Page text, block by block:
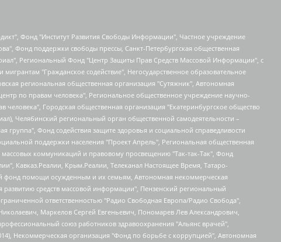
группа "Гражданин.Армия.Право", Хисамова Регина Фаритовна, Автономная некоммерческая организация по реализации социально-правовых программ "Лилит", Дальневосточное общественное движение "Маяк", Санкт-Петербургская ЛГБТ-инициативная группа "Выход", Инициативная группа ЛГБТ+ "Реверс", Алексеев Андрей Викторович, Бекбулатова Таисия Львовна, Беляев Иван Михайлович, Владыкина Елена Сергеевна, Гельман Марат Александрович, Никульшина Вероника Юрьевна, Толоконникова Надежда Андреевна, Шендерович Виктор Анатольевич, Общество с ограниченной ответственностью "Данное сообщение", Общество с ограниченной ответственностью Издательский дом "Новая глава", Айнбиндер Александра Александровна, Московский комьюнити-центр для ЛГБТ+инициатив, Благотворительный фонд развития филантропии, Deutsche Welle (Германия, Kurt-Schumacher-Strasse 3, 53113 Bonn), Борзунова Мария Михайловна, Воробьев Виктор Викторович, Голубева Анна Львовна, Константинова Алла Михайловна, Малкова Ирина Владимировна, Мурадов Мурад Абдулгалимович, Осетинская Елизавета Николаевна, Понасенков Евгений Николаевич, Ганапольский Матвей Юрьевич, Киселев Евгений Алексеевич, Борухович Ирина Григорьевна, Дремин Иван Тимофеевич, Дубровский Дмитрий Викторович, Красноярская региональная общественная организация поддержки и развития альтернативных образовательных технологий и межкультурных коммуникаций "ИНТЕРРА", Маяковская Екатерина Алексеевна, Фейгин Марк Захарович, Филимонов Андрей Викторович, Дзугкоева Регина Николаевна, Доброхотов Роман Александрович, Дудь Юрий Александрович, Елкин Сергей Владимирович, Кругликов Кирилл Игоревич, Сабунаева Мария Леонидовна, Семенов Алексей Владимирович, Шаинян Карен Багратович, Шульман Екатерина Михайловна, Асафьев Артур Валерьевич, Вахштайн Виктор Семенович, Венедиктов Алексей Алексеевич, Лушникова Екатерина Евгеньевна, Волков Леонид Михайлович, Невзоров Александр Глебович, Пархоменко Сергей Борисович, Сироткин Ярослав Николаевич, Кара-Мурза Владимир Владимирович, Баранова Наталья Владимировна, Гозман Леонид Яковлевич, Кагарлицкий Борис Юльевич, Климарев Михаил Валерьевич, Милов Владимир Станиславович, Автономная некоммерческая организация Краснодарский центр современного искусства "Типография", Моргенштерн Алишер Тагирович, Соболь Любовь Эдуардовна, Общество с ограниченной ответственностью "ЛИЗА НОРМ", Каспаров Гарри Кимович, Ходорковский Михаил Борисович, Общество с ограниченной ответственностью "Апрельские тезисы", Данилович Ирина Брониславовна, Кашин Олег Владимирович, Петров Николай Владимирович, Пивоваров Алексей Владимирович, Соколов Михаил Владимирович, Цветкова Юлия Владимировна, Чичваркин Евгений Александрович, Комитет против пыток/Команда против пыток, Общество с ограниченной ответственностью "Первый научный", Общество с ограниченной ответственностью "Вертолет и ко", Белоцерковская Вероника Борисовна, Кац Максим Евгеньевич, Лазарева Татьяна Юрьевна, Шаведдинов Руслан Табризович, Яшин Илья Валерьевич, Общество с ограниченной ответственностью "Иноагент ААВ", Алешковский Дмитрий Петрович, Альбац Евгения Марковна, Быков Дмитрий Львович, Галямина Юлия Евгеньевна, Лойко Сергей Леонидович, Мартынов Кирилл Константинович, Медведев Сергей Александрович, Крашенинников Федор Геннадиевич, Гордеева Катерина Вл